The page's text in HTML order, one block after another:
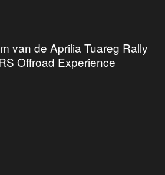
van de Aprilia Tuareg Rally
Offroad Experience